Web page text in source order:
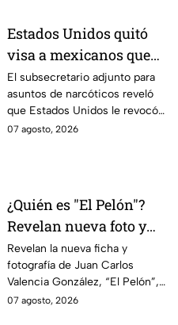
Estados Unidos quitó
visa a mexicanos que
tienen vínculos con
grupos criminales
El subsecretario adjunto para
asuntos de narcóticos reveló
que Estados Unidos le revocó
la visa a mexicanos con
07 agosto, 2026
¿Quién es "El Pelón"?
Revelan nueva foto y
ficha por líder del CJNG
Revelan la nueva ficha y
fotografía de Juan Carlos
Valencia González, “El Pelón”,
como el nuevo líder del CJNG
07 agosto, 2026